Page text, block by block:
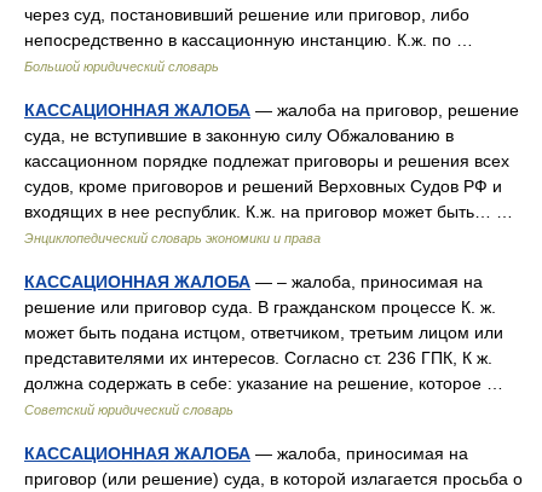
через суд, постановивший решение или приговор, либо
непосредственно в кассационную инстанцию. К.ж. по …
Большой юридический словарь
КАССАЦИОННАЯ ЖАЛОБА — жалоба на приговор, решение
суда, не вступившие в законную силу Обжалованию в
кассационном порядке подлежат приговоры и решения всех
судов, кроме приговоров и решений Верховных Судов РФ и
входящих в нее республик. К.ж. на приговор может быть… …
Энциклопедический словарь экономики и права
КАССАЦИОННАЯ ЖАЛОБА — – жалоба, приносимая на
решение или приговор суда. В гражданском процессе К. ж.
может быть подана истцом, ответчиком, третьим лицом или
представителями их интересов. Согласно ст. 236 ГПК, К ж.
должна содержать в себе: указание на решение, которое …
Советский юридический словарь
КАССАЦИОННАЯ ЖАЛОБА — жалоба, приносимая на
приговор (или решение) суда, в которой излагается просьба о